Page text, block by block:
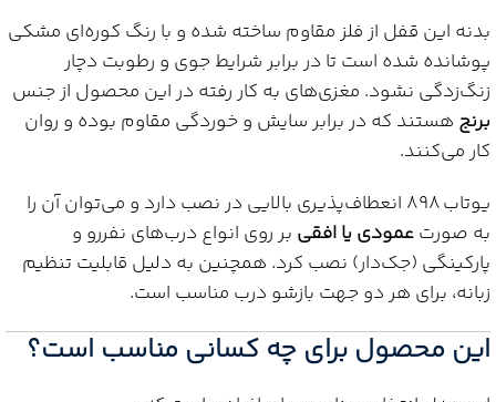
بدنه این قفل از فلز مقاوم ساخته شده و با رنگ کوره‌ای مشکی
پوشانده شده است تا در برابر شرایط جوی و رطوبت دچار
زنگ‌زدگی نشود. مغزی‌های به کار رفته در این محصول از جنس
برنج هستند که در برابر سایش و خوردگی مقاوم بوده و روان
کار می‌کنند.
یوتاب 898 انعطاف‌پذیری بالایی در نصب دارد و می‌توان آن را
به صورتعمودی یا افقی بر روی انواع درب‌های نفررو و
پارکینگی (جک‌دار) نصب کرد. همچنین به دلیل قابلیت تنظیم
زبانه، برای هر دو جهت بازشو درب مناسب است.
این محصول برای چه کسانی مناسب است؟